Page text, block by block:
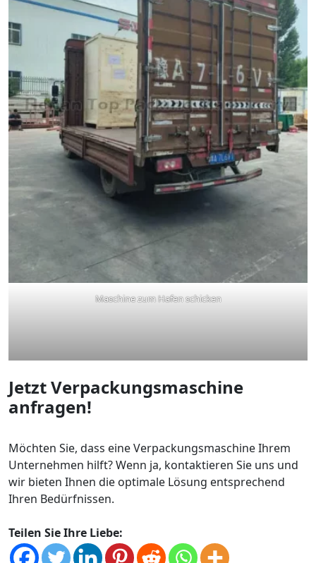
Maschine zum Hafen schicken
Jetzt Verpackungsmaschine
anfragen!
Möchten Sie, dass eine Verpackungsmaschine Ihrem
Unternehmen hilft? Wenn ja, kontaktieren Sie uns und
wir bieten Ihnen die optimale Lösung entsprechend
Ihren Bedürfnissen.
Teilen Sie Ihre Liebe: